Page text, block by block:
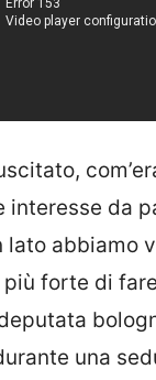
interesse da
lato abbiamo
forte di
una